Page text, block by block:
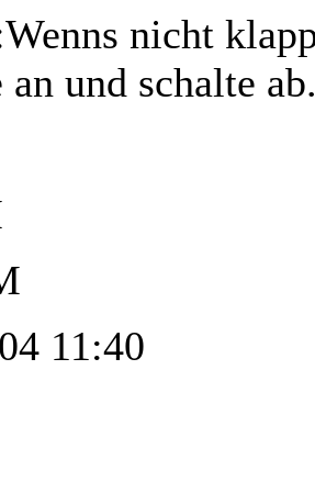
Wenns nicht
an und schalte
11:40